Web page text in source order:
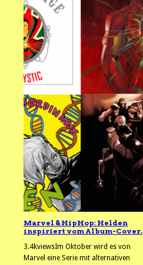
Marvel & HipHop: Helden
inspiriert vom Album-Cover.
3.4kviewsIm Oktober wird es von
Marvel eine Serie mit alternativen